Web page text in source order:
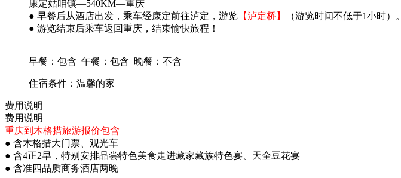
康定姑咱镇—540KM—重庆
● 早餐后从酒店出发，乘车经康定前往泸定，游览 【泸定桥】
（游览时间不低于1小时）。
● 游览结束后乘车返回重庆，结束愉快旅程！
早餐：包含 午餐：包含 晚餐：不含
住宿条件：温馨的家
费用说明
费用说明
重庆到木格措旅游报价包含
● 含木格措大门票、观光车
● 含4正2早，特别安排品尝特色美食走进藏家藏族特色宴、天全豆花宴
● 含准四品质商务酒店两晚